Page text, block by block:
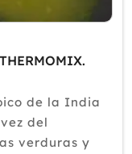
de la India
del
verduras y